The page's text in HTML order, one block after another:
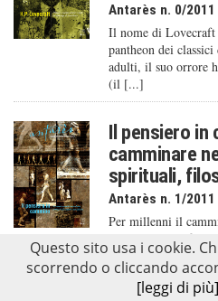
Antarès n. 0/2011
Il nome di Lovecraft
pantheon dei
adulti, il suo orrore
(il [...]
Il pensiero in
camminare
spirituali,
Antarès n. 1/2011
Per millenni il
semplicemente
metafora della
dell’uomo.
Questo sito usa i cookie.
scorrendo o cliccando
[leggi di più]